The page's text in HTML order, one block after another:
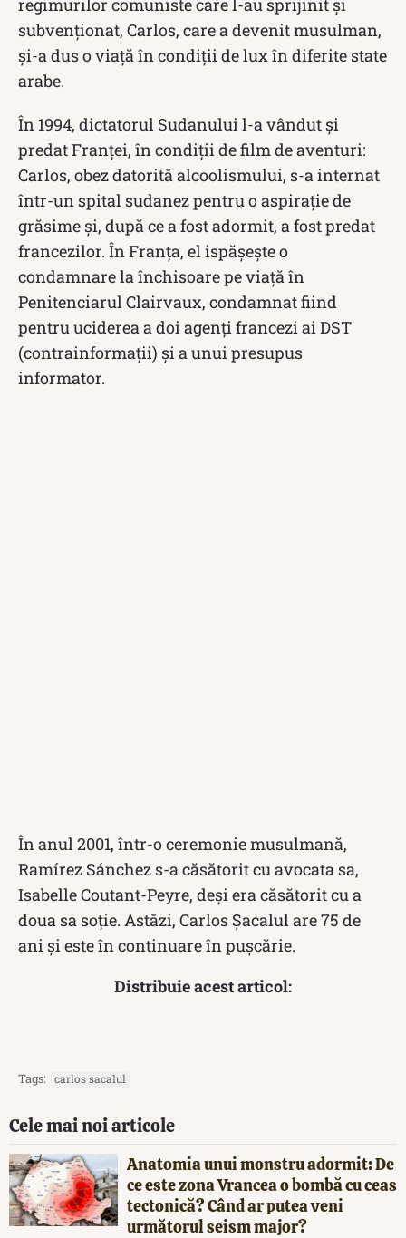
subvenționat, Carlos, care a devenit musulman,
și-a dus o viață în condiții de lux în diferite state
arabe.
În 1994, dictatorul Sudanului l-a vândut și
predat Franței, în condiții de film de aventuri:
Carlos, obez datorită alcoolismului, s-a internat
într-un spital sudanez pentru o aspirație de
grăsime și, după ce a fost adormit, a fost predat
francezilor. În Franța, el ispășește o
condamnare la închisoare pe viață în
Penitenciarul Clairvaux, condamnat fiind
pentru uciderea a doi agenți francezi ai DST
(contrainformații) și a unui presupus
informator.
În anul 2001, într-o ceremonie musulmană,
Ramírez Sánchez s-a căsătorit cu avocata sa,
Isabelle Coutant-Peyre, deși era căsătorit cu a
doua sa soție. Astăzi, Carlos Șacalul are 75 de
ani și este în continuare în pușcărie.
Distribuie acest articol:
Tags: carlos sacalul
Cele mai noi articole
Anatomia unui monstru adormit: De
ce este zona Vrancea o bombă cu ceas
tectonică? Când ar putea veni
următorul seism major?